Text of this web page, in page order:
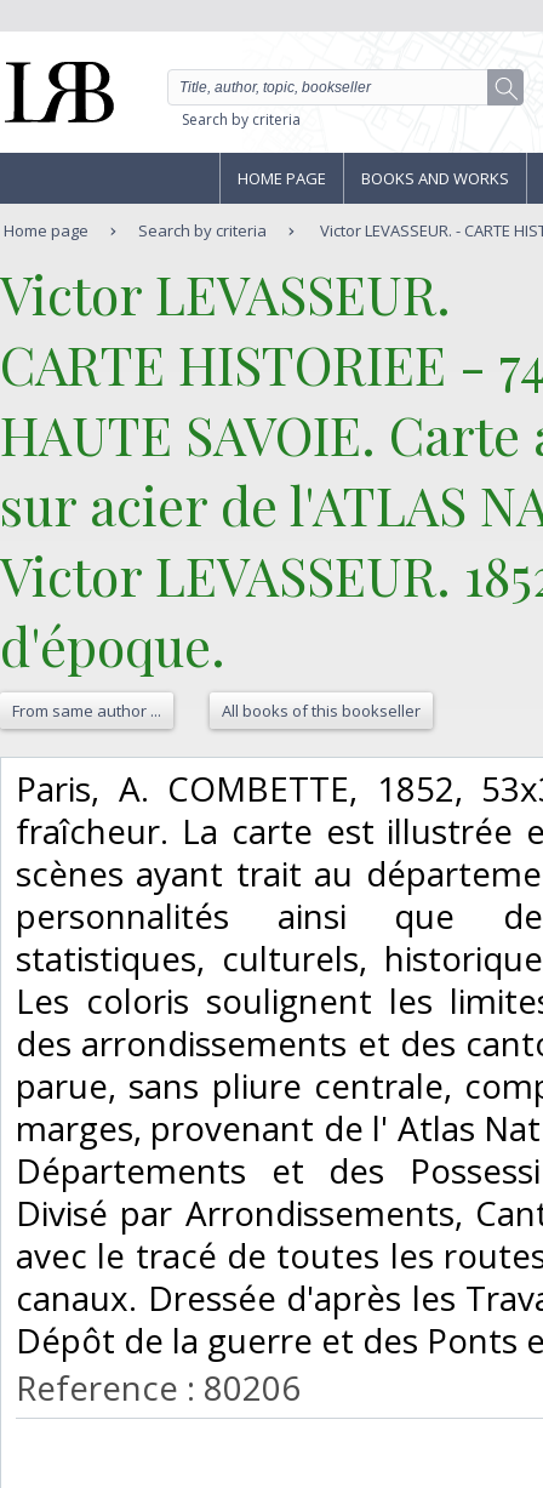
Search by criteria
HOME PAGE BOOKS AND WORKS
Home page Search by criteria Victor LEVASSEUR. - CARTE
‎Victor LEVASSEUR.‎
‎CARTE HISTORIEE -
HAUTE SAVOIE.
sur acier de l'ATLAS
Victor LEVASSEUR.
d'époque. ‎
From same author ... All books of this bookseller
‎Paris, A. COMBETTE, 1852,
fraîcheur. La carte est illustrée
scènes ayant trait au
personnalités ainsi que de
statistiques, culturels,
Les coloris soulignent les
des arrondissements et des
parue, sans pliure centrale,
marges, provenant de l' Atlas
Départements et des
Divisé par Arrondissements,
avec le tracé de toutes les
canaux. Dressée d'après les
Dépôt de la guerre et des Ponts
Reference : 80206